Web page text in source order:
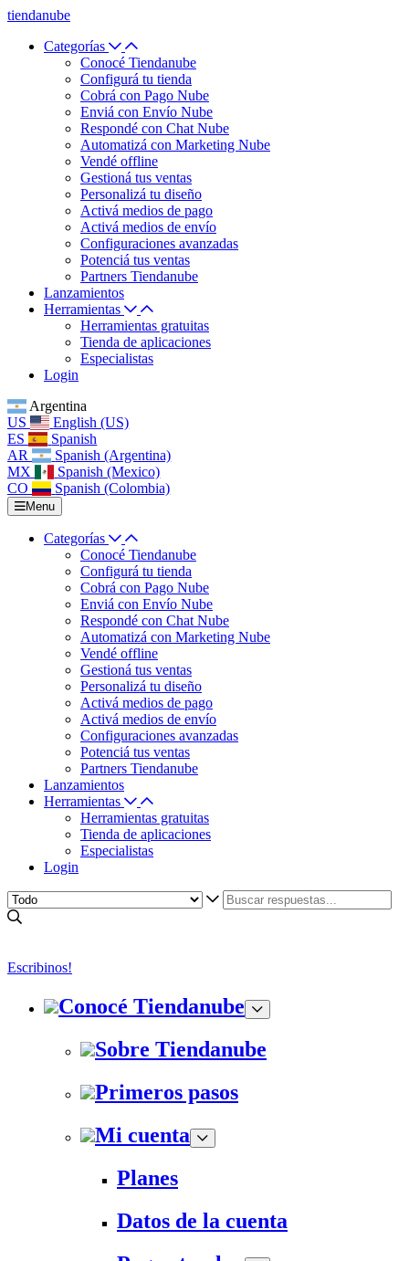
tiendanube
Categorías
Conocé Tiendanube
Configurá tu tienda
Cobrá con Pago Nube
Enviá con Envío Nube
Respondé con Chat Nube
Automatizá con Marketing Nube
Vendé offline
Gestioná tus ventas
Personalizá tu diseño
Activá medios de pago
Activá medios de envío
Configuraciones avanzadas
Potenciá tus ventas
Partners Tiendanube
Lanzamientos
Herramientas
Herramientas gratuitas
Tienda de aplicaciones
Especialistas
Login
Argentina
US
English (US)
ES
Spanish
AR
Spanish (Argentina)
MX
Spanish (Mexico)
CO
Spanish (Colombia)
Menu
Categorías
Conocé Tiendanube
Configurá tu tienda
Cobrá con Pago Nube
Enviá con Envío Nube
Respondé con Chat Nube
Automatizá con Marketing Nube
Vendé offline
Gestioná tus ventas
Personalizá tu diseño
Activá medios de pago
Activá medios de envío
Configuraciones avanzadas
Potenciá tus ventas
Partners Tiendanube
Lanzamientos
Herramientas
Herramientas gratuitas
Tienda de aplicaciones
Especialistas
Login
Escribinos!
Conocé Tiendanube
Sobre Tiendanube
Primeros pasos
Mi cuenta
Planes
Datos de la cuenta